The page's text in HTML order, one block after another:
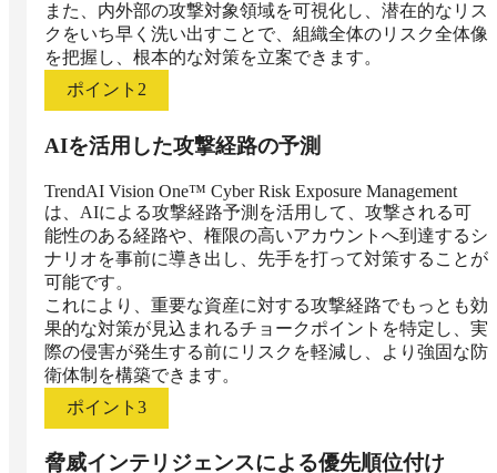
また、内外部の攻撃対象領域を可視化し、潜在的なリス
クをいち早く洗い出すことで、組織全体のリスク全体像
を把握し、根本的な対策を立案できます。
ポイント 2
AIを活用した攻撃経路の予測
TrendAI Vision One™ Cyber Risk Exposure Management
は、AIによる攻撃経路予測を活用して、攻撃される可
能性のある経路や、権限の高いアカウントへ到達するシ
ナリオを事前に導き出し、先手を打って対策することが
可能です。
これにより、重要な資産に対する攻撃経路でもっとも効
果的な対策が見込まれるチョークポイントを特定し、実
際の侵害が発生する前にリスクを軽減し、より強固な防
衛体制を構築できます。
ポイント 3
脅威インテリジェンスによる優先順位付け